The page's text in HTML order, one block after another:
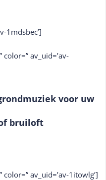
1mdsbec’]
av_uid=’av-
voor uw
bruiloft
av_uid=’av-1itowlg’]